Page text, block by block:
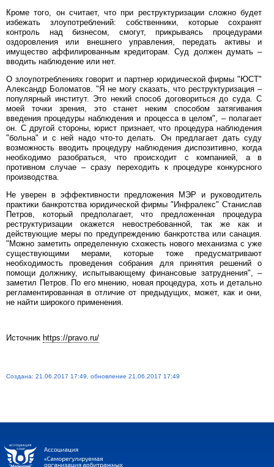
Кроме того, он считает, что при реструктуризации сложно будет
избежать злоупотреблений: собственники, которые сохранят
контроль над бизнесом, смогут, прикрываясь процедурами
оздоровления или внешнего управления, передать активы и
имущество аффилированным кредиторам. Суд должен думать –
вводить наблюдение или нет.
О злоупотреблениях говорит и партнер юридической фирмы "ЮСТ"
Александр Боломатов. "Я не могу сказать, что реструктуризация –
популярный институт. Это некий способ договориться до суда. С
моей точки зрения, это станет неким способом затягивания
введения процедуры наблюдения и процесса в целом", – полагает
он. С другой стороны, юрист признает, что процедура наблюдения
"больна" и с ней надо что-то делать. Он предлагает дать суду
возможность вводить процедуру наблюдения диспозитивно, когда
необходимо разобраться, что происходит с компанией, а в
противном случае – сразу переходить к процедуре конкурсного
производства.
Не уверен в эффективности предложения МЭР и руководитель
практики банкротства юридической фирмы "Инфралекс" Станислав
Петров, который предполагает, что предложенная процедура
реструктуризации окажется невостребованной, так же как и
действующие меры по предупреждению банкротства или санация.
"Можно заметить определенную схожесть нового механизма с уже
существующими мерами, которые тоже предусматривают
необходимость проведения собрания для принятия решений о
помощи должнику, испытывающему финансовые затруднения", –
заметил Петров. По его мнению, новая процедура, хоть и детально
регламентированная в отличие от предыдущих, может, как и они,
не найти широкого применения.
Источник https://pravo.ru/
Создана: 21.06.2017 17:49, обновление 21.06.2017 17:49